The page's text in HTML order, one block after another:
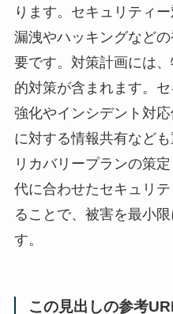
ります。セキュリティ
漏洩やハッキングなど
要です。対策計画には
的対策が含まれます。
強化やインシデント対
に対する情報共有など
リカバリープランの策
代に合わせたセキュリ
ることで、被害を最小
す。
この見出しの参考